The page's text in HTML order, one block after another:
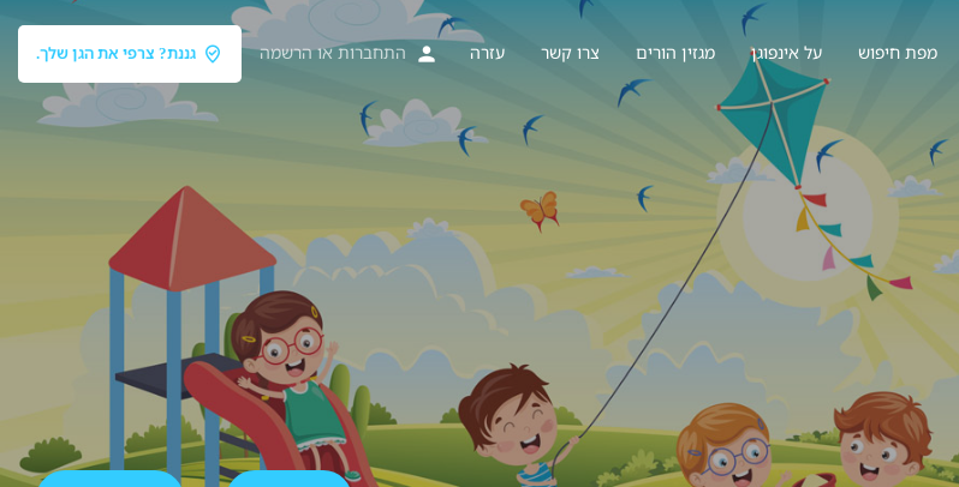
מפת חיפוש על אינפוגן מגזין הורים צרו קשר עזרה התחברות או הרשמה גננת? צרפי את הגן שלך.